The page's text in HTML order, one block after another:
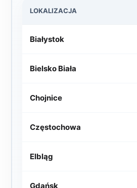
LOKALIZACJA
Białystok
Bielsko Biała
Chojnice
Częstochowa
Elbląg
Gdańsk